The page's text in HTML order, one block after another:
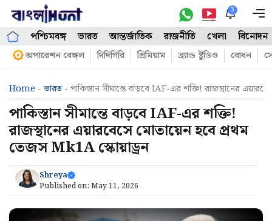
Skip
content
3
পশ্চিমবঙ্গ ভারত আন্তর্জাতিক রাজনীতি খেলা বিনোদন
অপারেশন বেঙ্গল দিদিগিরি প্রিমিয়াম ব্র্যান্ড ষ্টুডিও বোধন
Home -ভারত - পাকিস্তান সীমান্তে বাড়বে IAF-এর শক্তি! রাজস্থানের
পাকিস্তান সীমান্তে বাড়বে IAF-এর শক্তি!
রাজস্থানের এয়ারবেসে মোতায়েন হবে প্রথম
তেজস Mk1A স্কোয়াড্রন
Shreya
Published on: May 11, 2026